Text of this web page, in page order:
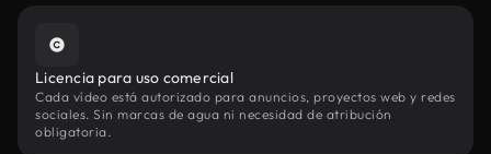
Licencia para uso comercial
Cada vídeo está autorizado para anuncios, proyectos web y redes
sociales. Sin marcas de agua ni necesidad de atribución
obligatoria.